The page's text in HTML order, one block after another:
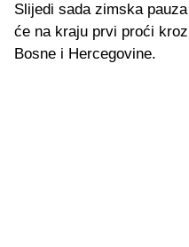
Slijedi sada zimska
će na kraju prvi proći
Bosne i Hercegovine.